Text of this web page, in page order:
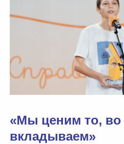
«Мы ценим то, во
вкладываем»